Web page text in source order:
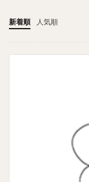
新着順 人気順